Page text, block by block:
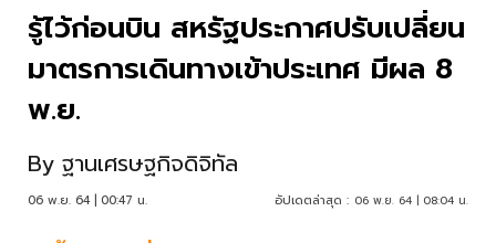
รู้ไว้ก่อนบิน สหรัฐประกาศปรับเปลี่ยน
มาตรการเดินทางเข้าประเทศ มีผล 8
พ.ย.
By ฐานเศรษฐกิจดิจิทัล
06 พ.ย. 64 | 00:47 น. อัปเดตล่าสุด : 06 พ.ย. 64 | 08:04 น.